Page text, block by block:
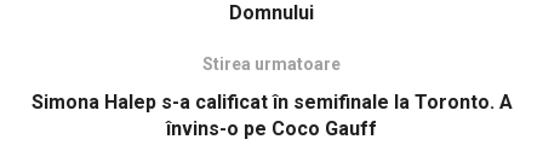
Domnului
Stirea urmatoare
Simona Halep s-a calificat în semifinale la Toronto. A
învins-o pe Coco Gauff